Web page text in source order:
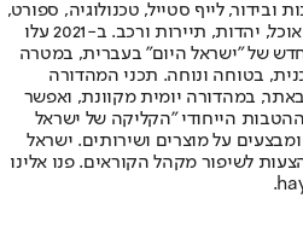
ובידור, לייף סטייל, טכנולוגיה, ספורט,
כלכלה וצרכנות, בריאות, חיילים, אוכל, יהדות, תיירות ורכב. ב-2021 עלו
של "ישראל היום" בעברית, במטרה
בטוחה ונוחה. תכני המהדורה
במהדורה יומית מקוונת, ואפשר
הייחודי "הקליקה של ישראל
על מוצרים ושירותים. ישראל
לשיפור מקהל הקוראים. פנו אלינו